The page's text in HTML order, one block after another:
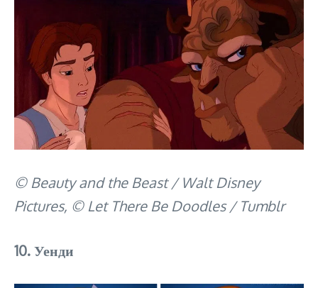
© Beauty and the Beast / Walt Disney
Pictures, © Let There Be Doodles / Tumblr
10. Уенди